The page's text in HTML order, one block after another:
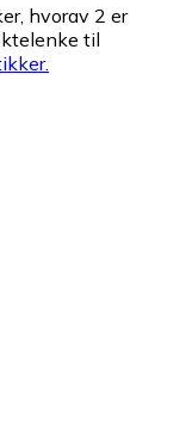
hvorav 2 er
til